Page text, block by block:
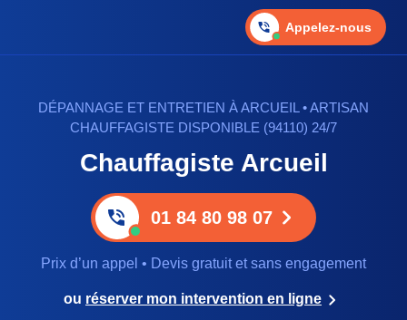
Appelez-nous
DÉPANNAGE ET ENTRETIEN À ARCUEIL • ARTISAN
CHAUFFAGISTE DISPONIBLE (94110) 24/7
Chauffagiste Arcueil
01 84 80 98 07
Prix d’un appel • Devis gratuit et sans engagement
ou réserver mon intervention en ligne